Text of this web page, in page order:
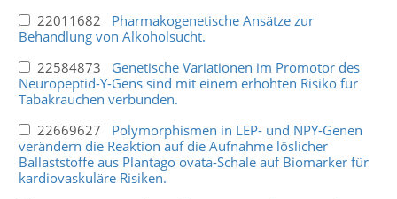
22011682 Pharmakogenetische Ansätze zur
Behandlung von Alkoholsucht.
22584873 Genetische Variationen im Promotor des
Neuropeptid-Y-Gens sind mit einem erhöhten Risiko für
Tabakrauchen verbunden.
22669627 Polymorphismen in LEP- und NPY-Genen
verändern die Reaktion auf die Aufnahme löslicher
Ballaststoffe aus Plantago ovata-Schale auf Biomarker für
kardiovaskuläre Risiken.